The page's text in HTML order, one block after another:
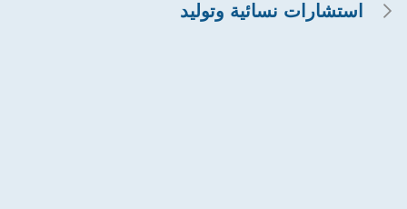
استشارات نسائية وتوليد